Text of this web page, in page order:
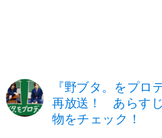
『野ブタ。をプロ
再放送！ あらす
物をチェック！